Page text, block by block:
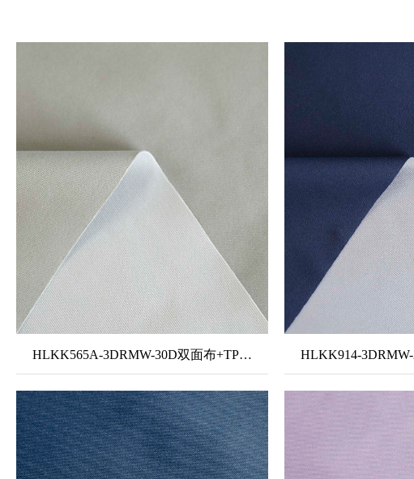
HLKK565A-3DRMW-30D双面布+TPU中透白+50D条感薄纱